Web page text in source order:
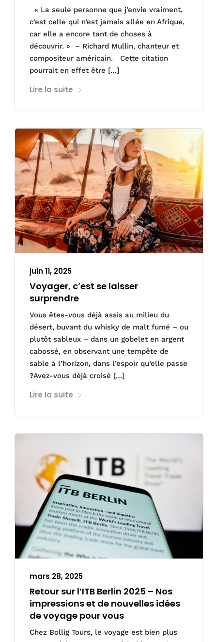
« La seule personne que j’envie vraiment,
c’est celle qui n’est jamais allée en Afrique,
car elle a encore tant de choses à
découvrir. » – Richard Mullin, chanteur et
compositeur américain. Cette citation
pourrait en effet être […]
Lire la suite
juin 11, 2025
Voyager, c’est se laisser
surprendre
Vous êtes-vous déjà assis au milieu du
désert, buvant du whisky de malt fumé – ou
plutôt sableux – dans un gobelet en argent
cabossé, en observant une tempête de
sable à l’horizon, dans l’espoir qu’elle passe
?Avez-vous déjà croisé […]
Lire la suite
mars 28, 2025
Retour sur l’ITB Berlin 2025 – Nos
impressions et de nouvelles idées
de voyage pour vous
Chez Bollig Tours, le voyage est bien plus